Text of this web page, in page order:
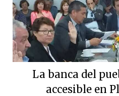
La banca del
accesible en